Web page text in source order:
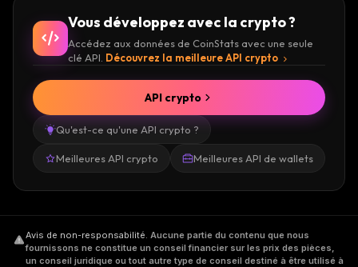
Vous développez avec la crypto ?
Accédez aux données de CoinStats avec une seule
clé API. Découvrez la meilleure API crypto
Qu'est-ce qu'une API crypto ?
Meilleures API crypto Meilleures API de wallets
API crypto
Avis de non-responsabilité. Aucune partie du contenu que nous
fournissons ne constitue un conseil financier sur les prix des pièces,
un conseil juridique ou tout autre type de conseil destiné à être utilisé à